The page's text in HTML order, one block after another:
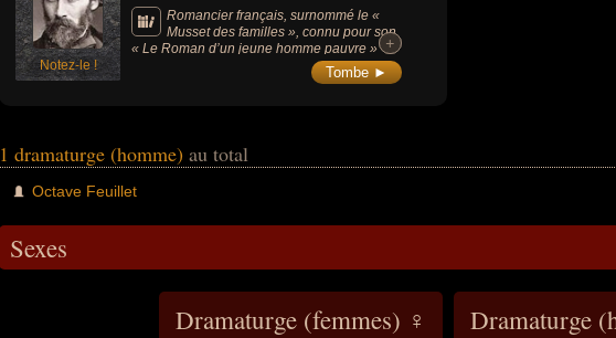
Notez-le !
Romancier français, surnommé le «
Musset des familles », connu pour son
« Le Roman d’un jeune homme pauvre »
(1858), il fut membre de l'Académie
+
+
Tombe ►
1 dramaturge (homme) au total
Octave Feuillet
Sexes
Dramaturge (femmes) ♀ Dramaturge